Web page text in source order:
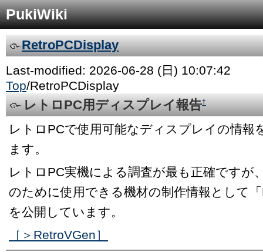
PukiWiki
RetroPCDisplay
Last-modified: 2026-06-28 (日) 10:07:42
Top/RetroPCDisplay
レトロPC用ディスプレイ報告†
レトロPCで使用可能なディスプレイの情報
ます。
レトロPC実機による調査が最も正確ですが
のために使用できる機材の制作情報として
を公開しています。
［＞RetroVGen］